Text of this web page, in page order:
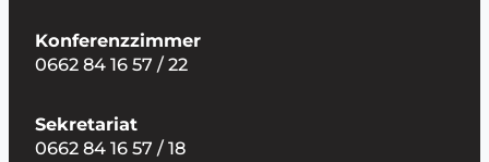
Konferenzzimmer
0662 84 16 57 / 22
Sekretariat
0662 84 16 57 / 18